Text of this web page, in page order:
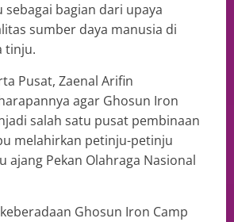
bagian dari upaya
sumber daya manusia di
tinju.
Pusat, Zaenal Arifin
agar Ghosun Iron
salah satu pusat pembinaan
melahirkan petinju-petinju
ajang Pekan Olahraga Nasional
Ghosun Iron Camp